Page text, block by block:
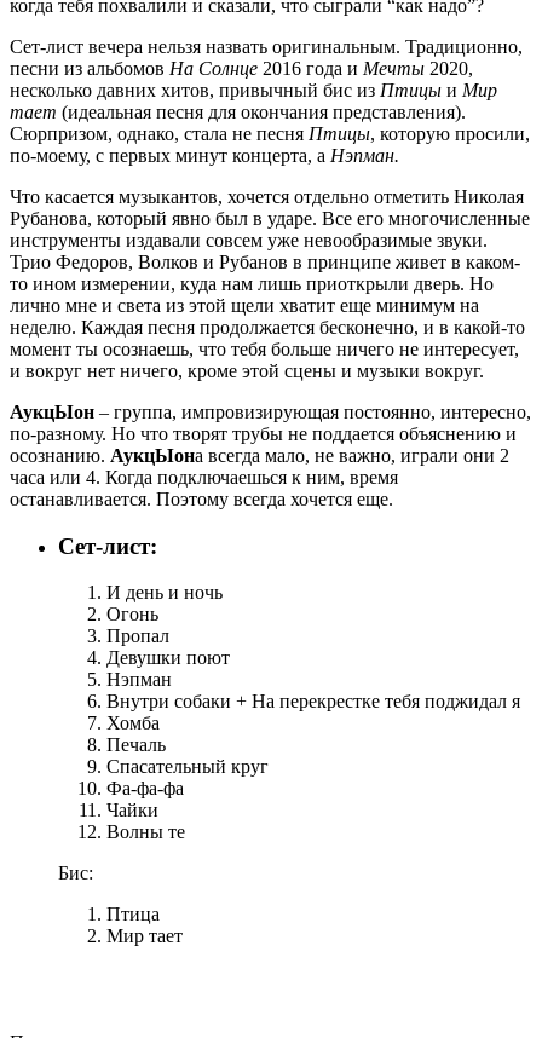
когда тебя похвалили и сказали, что сыграли “как надо”?
Сет-лист вечера нельзя назвать оригинальным. Традиционно,
песни из альбомов На Солнце 2016 года и Мечты 2020,
несколько давних хитов, привычный бис из Птицы и Мир
тает (идеальная песня для окончания представления).
Сюрпризом, однако, стала не песня Птицы, которую просили,
по-моему, с первых минут концерта, а Нэпман.
Что касается музыкантов, хочется отдельно отметить Николая
Рубанова, который явно был в ударе. Все его многочисленные
инструменты издавали совсем уже невообразимые звуки.
Трио Федоров, Волков и Рубанов в принципе живет в каком-
то ином измерении, куда нам лишь приоткрыли дверь. Но
лично мне и света из этой щели хватит еще минимум на
неделю. Каждая песня продолжается бесконечно, и в какой-то
момент ты осознаешь, что тебя больше ничего не интересует,
и вокруг нет ничего, кроме этой сцены и музыки вокруг.
АукцЫон – группа, импровизирующая постоянно, интересно,
по-разному. Но что творят трубы не поддается объяснению и
осознанию. АукцЫона всегда мало, не важно, играли они 2
часа или 4. Когда подключаешься к ним, время
останавливается. Поэтому всегда хочется еще.
Сет-лист:
И день и ночь
Огонь
Пропал
Девушки поют
Нэпман
Внутри собаки + На перекрестке тебя поджидал я
Хомба
Печаль
Спасательный круг
Фа-фа-фа
Чайки
Волны те
Бис:
Птица
Мир тает